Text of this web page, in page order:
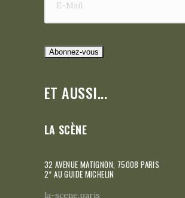
ET AUSSI...
LA SCÈNE
32 AVENUE MATIGNON, 75008 PARIS
2* AU GUIDE MICHELIN
la-scene.paris